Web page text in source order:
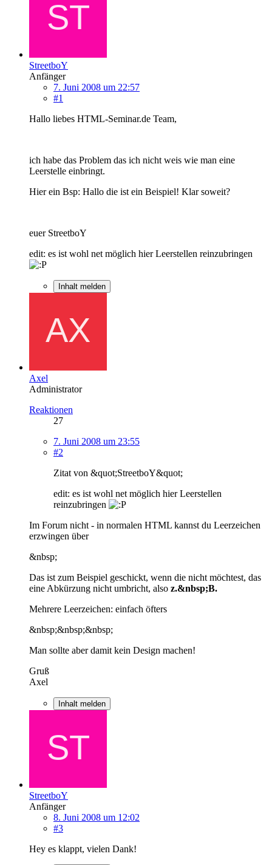
StreetboY
Anfänger
7. Juni 2008 um 22:57
#1
Hallo liebes HTML-Seminar.de Team,
ich habe das Problem das ich nicht weis wie man eine
Leerstelle einbringt.
Hier ein Bsp: Hallo die ist ein Beispiel! Klar soweit?
euer StreetboY
edit: es ist wohl net möglich hier Leerstellen reinzubringen
Inhalt melden
Axel
Administrator
Reaktionen
27
7. Juni 2008 um 23:55
#2
Zitat von &quot;StreetboY&quot;
edit: es ist wohl net möglich hier Leerstellen
reinzubringen
Im Forum nicht - in normalen HTML kannst du Leerzeichen
erzwingen über
&nbsp;
Das ist zum Beispiel geschickt, wenn die nicht möchtest, das
eine Abkürzung nicht umbricht, also z.&nbsp;B.
Mehrere Leerzeichen: einfach öfters
&nbsp;&nbsp;&nbsp;
Man sollte aber damit kein Design machen!
Gruß
Axel
Inhalt melden
StreetboY
Anfänger
8. Juni 2008 um 12:02
#3
Hey es klappt, vielen Dank!